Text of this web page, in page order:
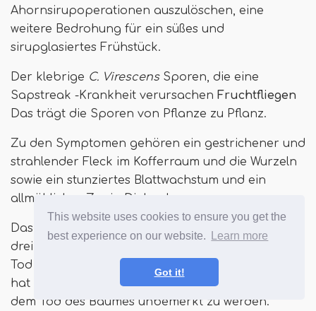
This website uses cookies to ensure you get the
best experience on our website.
Learn more
Got it!
Ahornsirupoperationen auszulöschen, eine
weitere Bedrohung für ein süßes und
sirupglasiertes Frühstück.
Der klebrige C. VirescensSporen, die eine
Sapstreak -Krankheit verursachen Fruchtfliegen
Das trägt die Sporen von Pflanze zu Pflanz.
Zu den Symptomen gehören ein gestrichener und
strahlender Fleck im Kofferraum und die Wurzeln
sowie ein stunziertes Blattwachstum und ein
allmählicher Zweig Dieback.
Das Fortschreiten der Symptome wird schließlich
drei bis vier Jahre nach Beginn der Infektion im
Tod der Pflanze gipfeln. Da der Fleck intern ist,
hat die Krankheit ein hohes Potenzial, bis nach
dem Tod des Baumes unbemerkt zu werden.